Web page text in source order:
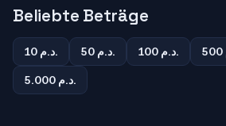
Beliebte Beträge
10 د.م. 50 د.م. 100 د.م.
5.000 د.م.